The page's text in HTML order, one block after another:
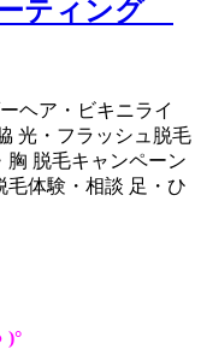
ティング
ヘア・ビキニライ
光・フラッシュ脱毛
胸 脱毛キャンペーン
毛体験・相談 足・ひ
)°